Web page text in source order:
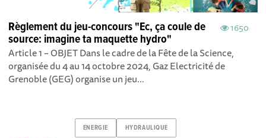
1650
Règlement du jeu-concours "Ec, ça coule de
source: imagine ta maquette hydro"
Article 1 – OBJET Dans le cadre de la Fête de la Science,
organisée du 4 au 14 octobre 2024, Gaz Electricité de
Grenoble (GEG) organise un jeu...
ENERGIE HYDRAULIQUE